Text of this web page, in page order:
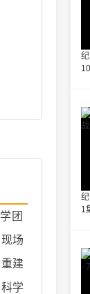
团
场
建
学
1